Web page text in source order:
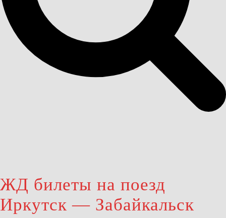
ЖД билеты на поезд
Иркутск — Забайкальск